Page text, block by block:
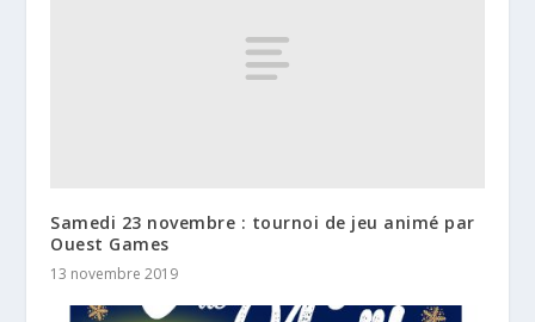
Samedi 23 novembre : tournoi de jeu animé par
Ouest Games
13 novembre 2019